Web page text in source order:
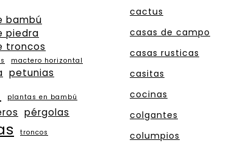
bambú
piedra
troncos
mactero horizontal
petunias
plantas en bambú
pérgolas
troncos
cactus
casas de campo
casas rusticas
casitas
cocinas
colgantes
columpios